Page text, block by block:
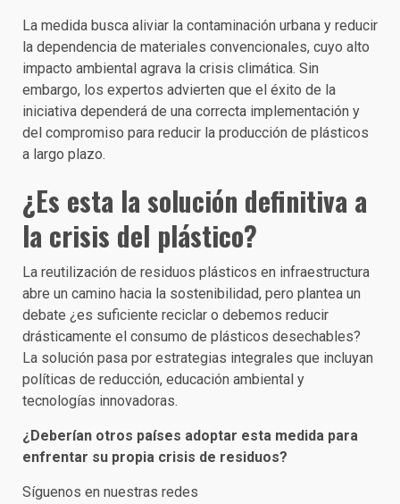
La medida busca aliviar la contaminación urbana y reducir
la dependencia de materiales convencionales, cuyo alto
impacto ambiental agrava la crisis climática. Sin
embargo, los expertos advierten que el éxito de la
iniciativa dependerá de una correcta implementación y
del compromiso para reducir la producción de plásticos
a largo plazo.
¿Es esta la solución definitiva a
la crisis del plástico?
La reutilización de residuos plásticos en infraestructura
abre un camino hacia la sostenibilidad, pero plantea un
debate ¿es suficiente reciclar o debemos reducir
drásticamente el consumo de plásticos desechables?
La solución pasa por estrategias integrales que incluyan
políticas de reducción, educación ambiental y
tecnologías innovadoras.
¿Deberían otros países adoptar esta medida para
enfrentar su propia crisis de residuos?
Síguenos en nuestras redes